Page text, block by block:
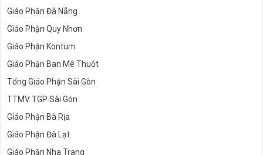
Giáo Phận Đà Nẵng
Giáo Phận Quy Nhơn
Giáo Phận Kontum
Giáo Phận Ban Mê Thuột
Tổng Giáo Phận Sài Gòn
TTMV TGP Sài Gòn
Giáo Phận Bà Rịa
Giáo Phận Đà Lạt
Giáo Phận Nha Trang